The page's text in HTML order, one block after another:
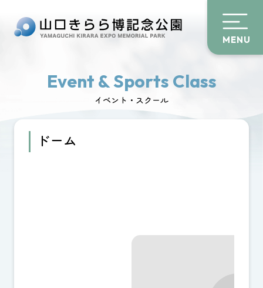
MENU
Event & Sports Class
イベント・スクール
ドーム